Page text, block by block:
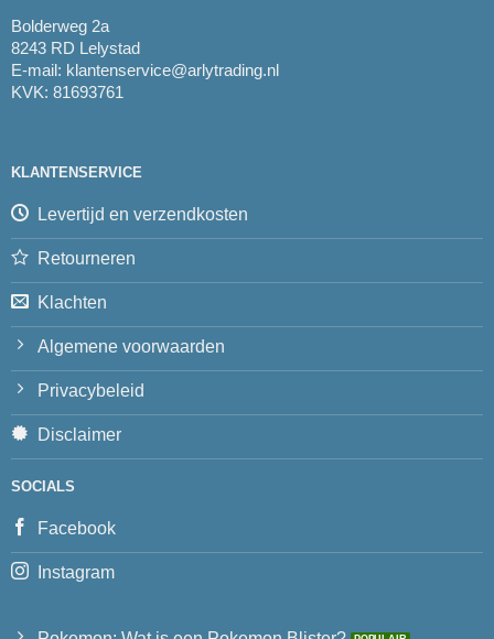
Bolderweg 2a
8243 RD Lelystad
E-mail: klantenservice@arlytrading.nl
KVK: 81693761
KLANTENSERVICE
Levertijd en verzendkosten
Retourneren
Klachten
Algemene voorwaarden
Privacybeleid
Disclaimer
SOCIALS
Facebook
Instagram